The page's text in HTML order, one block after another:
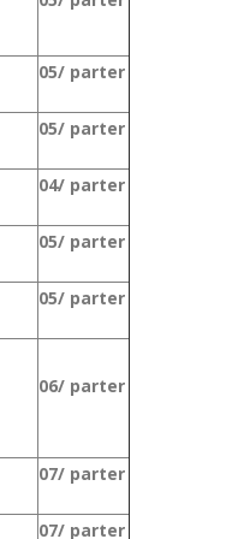
05/ parter
05/ parter
04/ parter
05/ parter
05/ parter
06/ parter
07/ parter
07/ parter